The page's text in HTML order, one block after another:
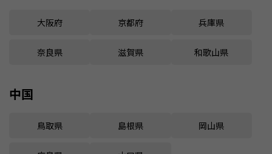
大阪府 京都府 兵庫県
奈良県 滋賀県 和歌山県
中国
鳥取県 島根県 岡山県